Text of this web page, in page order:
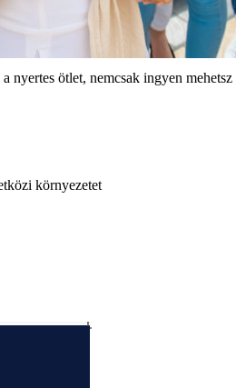
ötlet, nemcsak ingyen
környezetet